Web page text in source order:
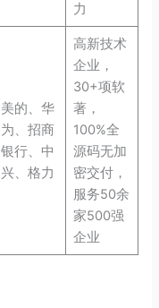
力
美的、华
为、招商
银行、中
兴、格力
高新技术
企业，
30+项软
著，
100%全
源码无加
密交付，
服务50余
家500强
企业